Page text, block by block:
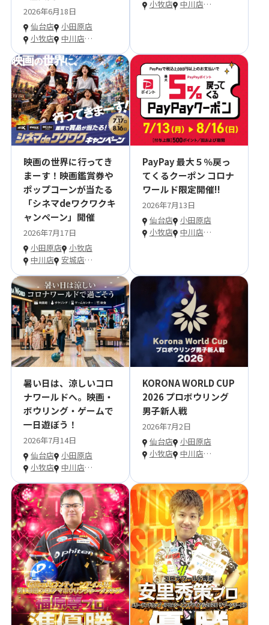
2026年6月18日
仙台店
小田原店
小牧店
中川店…
小牧店
中川店…
映画の世界に行ってき
まーす！映画鑑賞券や
ポップコーンが当たる
「シネマdeワクワクキ
ャンペーン」開催
2026年7月17日
小田原店
小牧店
中川店
安城店…
PayPay 最大５％戻っ
てくるクーポン コロナ
ワールド限定開催!!
2026年7月13日
仙台店
小田原店
小牧店
中川店…
暑い日は、涼しいコロ
ナワールドへ。映画・
ボウリング・ゲームで
一日遊ぼう！
2026年7月14日
仙台店
小田原店
小牧店
中川店…
KORONA WORLD CUP
2026 プロボウリング
男子新人戦
2026年7月2日
仙台店
小田原店
小牧店
中川店…